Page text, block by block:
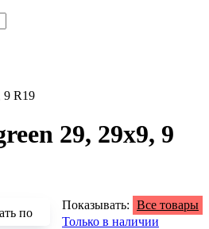
R19
29, 29х9, 9
по
Показывать: Все товары
Только в наличии